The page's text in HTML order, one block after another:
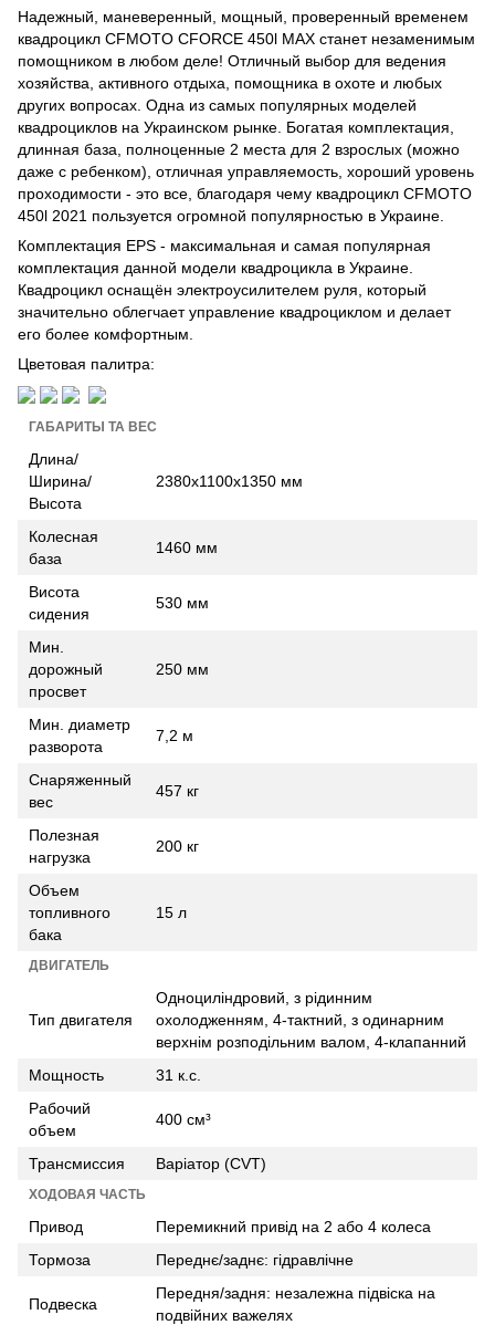
Надежный, маневеренный, мощный, проверенный временем
квадроцикл CFMOTO CFORCE 450l MAX станет незаменимым
помощником в любом деле! Отличный выбор для ведения
хозяйства, активного отдыха, помощника в охоте и любых
других вопросах. Одна из самых популярных моделей
квадроциклов на Украинском рынке. Богатая комплектация,
длинная база, полноценные 2 места для 2 взрослых (можно
даже с ребенком), отличная управляемость, хороший уровень
проходимости - это все, благодаря чему квадроцикл CFMOTO
450l 2021 пользуется огромной популярностью в Украине.
Комплектация EPS - максимальная и самая популярная
комплектация данной модели квадроцикла в Украине.
Квадроцикл оснащён электроусилителем руля, который
значительно облегчает управление квадроциклом и делает
его более комфортным.
Цветовая палитра:
ГАБАРИТЫ ТА ВЕС
Длина/
Ширина/
Высота
2380х1100х1350 мм
Колесная
база
1460 мм
Висота
сидения
530 мм
Мин.
дорожный
просвет
250 мм
Мин. диаметр
разворота
7,2 м
Снаряженный
вес
457 кг
Полезная
нагрузка
200 кг
Объем
топливного
бака
15 л
ДВИГАТЕЛЬ
Тип двигателя
Одноциліндровий, з рідинним
охолодженням, 4-тактний, з одинарним
верхнім розподільним валом, 4-клапанний
Мощность
31 к.с.
Рабочий
объем
400 см³
Трансмиссия Варіатор (CVT)
ХОДОВАЯ ЧАСТЬ
Привод
Перемикний привід на 2 або 4 колеса
Тормоза
Переднє/заднє: гідравлічне
Подвеска
Передня/задня: незалежна підвіска на
подвійних важелях